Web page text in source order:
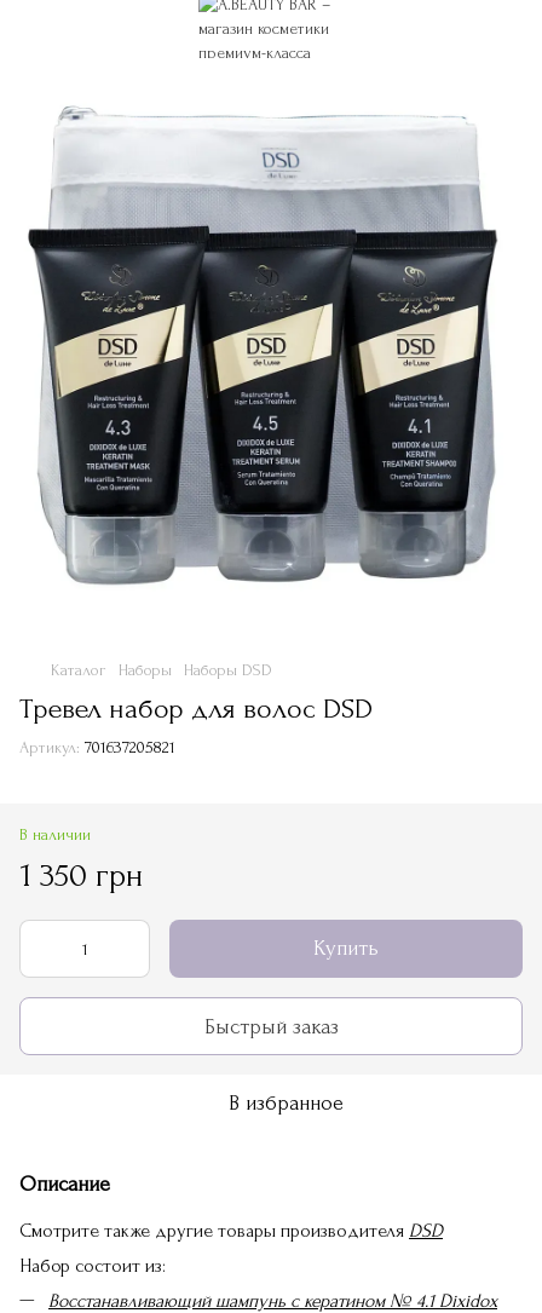
Каталог Наборы Наборы DSD
Тревел набор для волос DSD
Артикул: 701637205821
В наличии
1 350 грн
Купить
Быстрый заказ
В избранное
Описание
Смотрите также другие товары производителя DSD
Набор состоит из:
Восстанавливающий шампунь с кератином № 4.1 Dixidox